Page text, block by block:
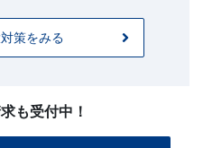
策をみる
も受付中！